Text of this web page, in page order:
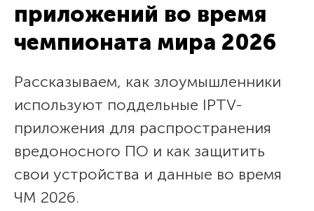
приложений во время
чемпионата мира 2026
Рассказываем, как злоумышленники
используют поддельные IPTV-
приложения для распространения
вредоносного ПО и как защитить
свои устройства и данные во время
ЧМ 2026.